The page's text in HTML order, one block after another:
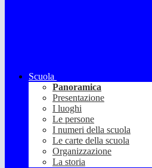
Scuola
Panoramica
Presentazione
I luoghi
Le persone
I numeri della scuola
Le carte della scuola
Organizzazione
La storia